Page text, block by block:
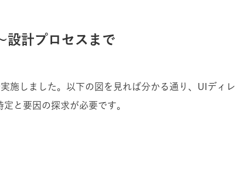
設計プロセスまで
施しました。以下の図を見れば分かる通り、UIディレ
と要因の探求が必要です。